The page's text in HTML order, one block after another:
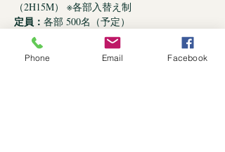
定員：
場所：
中目黒GTタワー前広場 (東京都目黒区
料金：3,000円（前売り制、税別） / 当日券
Phone Email Facebook